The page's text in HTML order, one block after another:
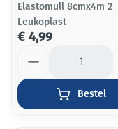
Elastomull 8cmx4m 2
Leukoplast
€ 4,99
Bestel